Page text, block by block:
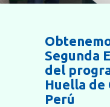
Segunda
del
Huella de
Perú